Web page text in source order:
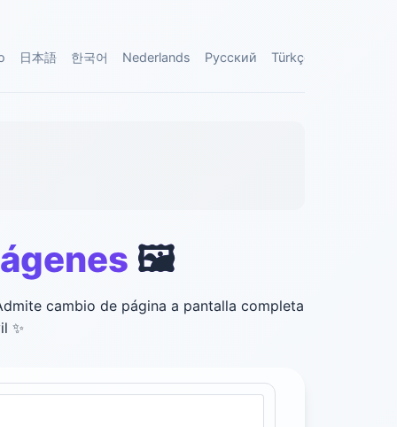
日本語 한국어 Nederlands Русский Türkçe
🖼️
cambio de página a pantalla completa
✨